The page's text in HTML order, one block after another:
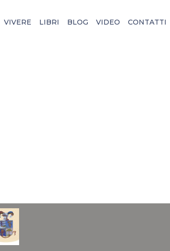
VIVERE LIBRI BLOG VIDEO CONTATTI